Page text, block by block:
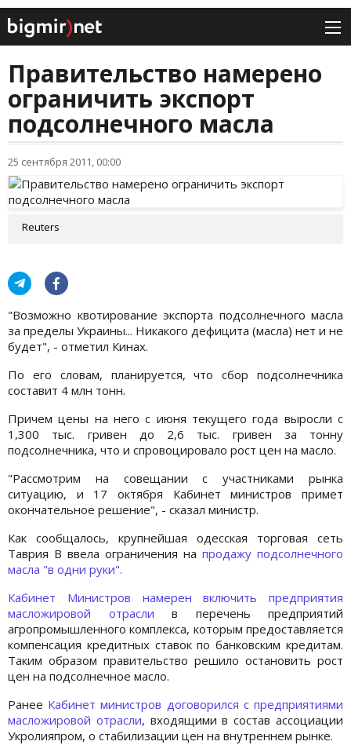
Правительство намерено
ограничить экспорт
подсолнечного масла
25 сентября 2011, 00:00
Reuters
"Возможно квотирование экспорта подсолнечного масла
за пределы Украины... Никакого дефицита (масла) нет и не
будет", - отметил Кинах.
По его словам, планируется, что сбор подсолнечника
составит 4 млн тонн.
Причем цены на него с июня текущего года выросли с
1,300 тыс. гривен до 2,6 тыс. гривен за тонну
подсолнечника, что и спровоцировало рост цен на масло.
"Рассмотрим на совещании с участниками рынка
ситуацию, и 17 октября Кабинет министров примет
окончательное решение", - сказал министр.
Как сообщалось, крупнейшая одесская торговая сеть
Таврия В ввела ограничения на продажу подсолнечного
масла "в одни руки".
Кабинет Министров намерен включить предприятия
масложировой отрасли в перечень предприятий
агропромышленного комплекса, которым предоставляется
компенсация кредитных ставок по банковским кредитам.
Таким образом правительство решило остановить рост
цен на подсолнечное масло.
Ранее Кабинет министров договорился с предприятиями
масложировой отрасли, входящими в состав ассоциации
Укролияпром, о стабилизации цен на внутреннем рынке.